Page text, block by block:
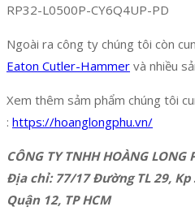
RP32-L0500P-CY6Q4UP-PD
Ngoài ra công ty chúng tôi còn
Eaton Cutler-Hammer và nhiều
Xem thêm sảm phẩm chúng tôi
: https://hoanglongphu.vn/
CÔNG TY TNHH HOÀNG LONG
Địa chỉ: 77/17 Đường TL 29, Kp
Quận 12, TP HCM